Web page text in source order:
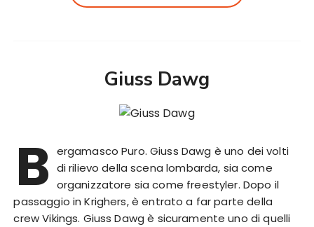
Giuss Dawg
B ergamasco Puro. Giuss Dawg è uno dei volti
di rilievo della scena lombarda, sia come
organizzatore sia come freestyler. Dopo il
passaggio in Krighers, è entrato a far parte della
crew Vikings. Giuss Dawg è sicuramente uno di quelli